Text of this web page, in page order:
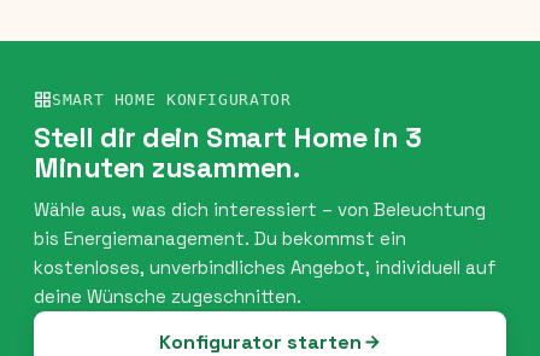
SMART HOME KONFIGURATOR
Stell dir dein Smart Home in 3
Minuten zusammen.
Wähle aus, was dich interessiert – von Beleuchtung
bis Energiemanagement. Du bekommst ein
kostenloses, unverbindliches Angebot, individuell auf
deine Wünsche zugeschnitten.
Konfigurator starten